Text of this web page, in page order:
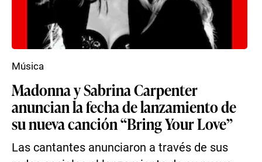
Madonna y Sabrina Carpenter
anuncian la fecha de lanzamiento de
su nueva canción “Bring Your Love”
Las cantantes anunciaron a través de sus
Música